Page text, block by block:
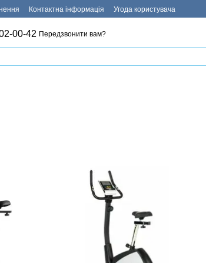
Контактна інформація Угода користувача
00-42 Передзвонити вам?